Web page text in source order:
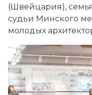
(Швейцария),
судьи Минского
молодых